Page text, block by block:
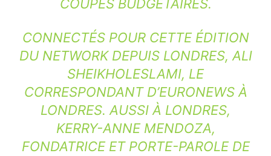
COUPES BUDGÉTAIRES.
CONNECTÉS POUR CETTE ÉDITION
DU NETWORK DEPUIS LONDRES, ALI
SHEIKHOLESLAMI, LE
CORRESPONDANT D’EURONEWS À
LONDRES. AUSSI À LONDRES,
KERRY-ANNE MENDOZA,
FONDATRICE ET PORTE-PAROLE DE